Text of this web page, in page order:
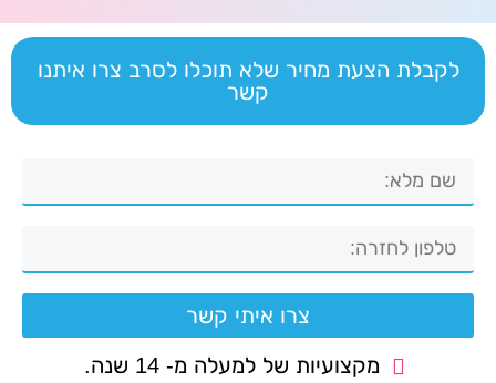
לקבלת הצעת מחיר שלא תוכלו לסרב צרו איתנו
קשר
צרו איתי קשר
מקצועיות של למעלה מ- 14 שנה.